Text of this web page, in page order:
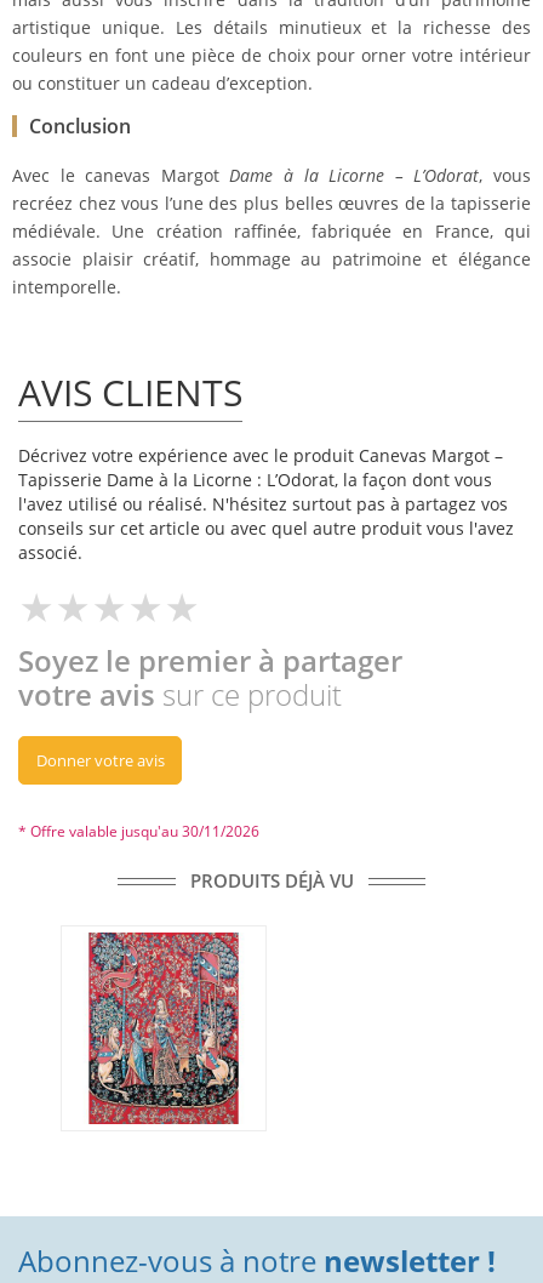
artistique unique. Les détails minutieux et la richesse des
couleurs en font une pièce de choix pour orner votre intérieur
ou constituer un cadeau d’exception.
Conclusion
Avec le canevas MargotDame à la Licorne – L’Odorat, vous
recréez chez vous l’une des plus belles œuvres de la tapisserie
médiévale. Une création raffinée, fabriquée en France, qui
associe plaisir créatif, hommage au patrimoine et élégance
intemporelle.
AVIS CLIENTS
Décrivez votre expérience avec le produit Canevas Margot –
Tapisserie Dame à la Licorne : L’Odorat, la façon dont vous
l'avez utilisé ou réalisé. N'hésitez surtout pas à partagez vos
conseils sur cet article ou avec quel autre produit vous l'avez
associé.
Soyez le premier à partager
votre avis sur ce produit
Donner votre avis
* Offre valable jusqu'au 30/11/2026
PRODUITS DÉJÀ VU
Abonnez-vous à notre newsletter !